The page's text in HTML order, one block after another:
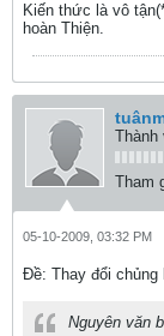
Kiến thức là vô
hoàn Thiện.
Thành
Tham
05-10-2009, 03:32 PM
Ðề: Thay đổi chủng
Nguyên văn